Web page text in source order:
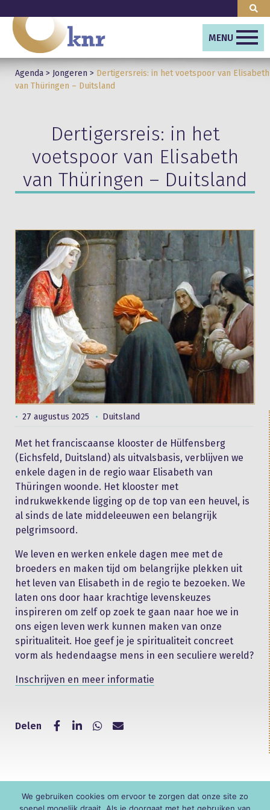
MENU
Agenda > Jongeren > Dertigersreis: in het voetspoor van Elisabeth
van Thüringen – Duitsland
Dertigersreis: in het
voetspoor van Elisabeth
van Thüringen – Duitsland
27 augustus 2025 Duitsland
Met het franciscaanse klooster de Hülfensberg
(Eichsfeld, Duitsland) als uitvalsbasis, verblijven we
enkele dagen in de regio waar Elisabeth van
Thüringen woonde. Het klooster met
indrukwekkende ligging op de top van een heuvel, is
al sinds de late middeleeuwen een belangrijk
pelgrimsoord.
We leven en werken enkele dagen mee met de
broeders en maken tijd om belangrijke plekken uit
het leven van Elisabeth in de regio te bezoeken. We
laten ons door haar krachtige levenskeuzes
inspireren om zelf op zoek te gaan naar hoe we in
ons eigen leven werk kunnen maken van onze
spiritualiteit. Hoe geef je je spiritualiteit concreet
vorm als hedendaagse mens in een seculiere wereld?
Inschrijven en meer informatie
Delen
© KNR
We gebruiken cookies om ervoor te zorgen dat onze site zo